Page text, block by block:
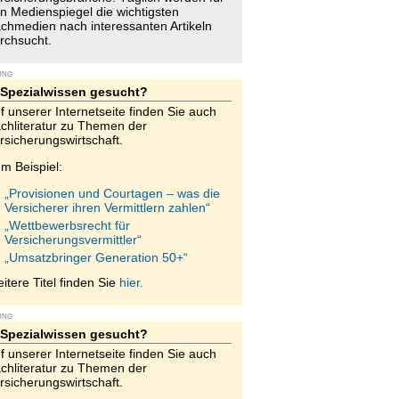
Medienspiegel die wichtigsten
nach interessanten Artikeln
Spezialwissen gesucht?
unserer Internetseite finden Sie auch
zu Themen der
Beispiel:
„Provisionen und Courtagen – was die
Versicherer ihren Vermittlern zahlen“
„Wettbewerbsrecht für
Versicherungsvermittler“
„Umsatzbringer Generation 50+“
Titel finden Sie hier.
Spezialwissen gesucht?
unserer Internetseite finden Sie auch
zu Themen der